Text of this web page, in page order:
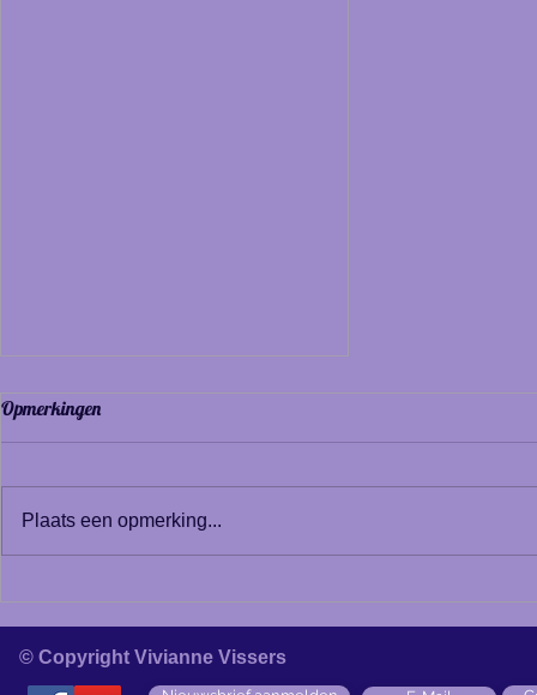
Moederdag
Opmerkingen
Plaats een opmerking...
© Copyright Vivianne Vissers